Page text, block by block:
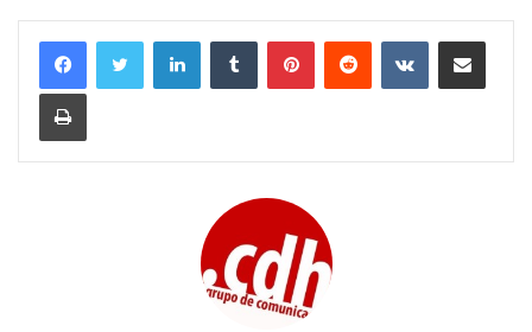
LinkedInTumblr PinterestReddit VKontakteCompartir por
Imprimir